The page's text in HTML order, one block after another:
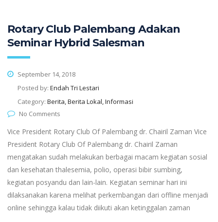
Rotary Club Palembang Adakan
Seminar Hybrid Salesman
September 14, 2018
Posted by: Endah Tri Lestari
Category: Berita, Berita Lokal, Informasi
No Comments
Vice President Rotary Club Of Palembang dr. Chairil Zaman Vice
President Rotary Club Of Palembang dr. Chairil Zaman
mengatakan sudah melakukan berbagai macam kegiatan sosial
dan kesehatan thalesemia, polio, operasi bibir sumbing,
kegiatan posyandu dan lain-lain. Kegiatan seminar hari ini
dilaksanakan karena melihat perkembangan dari offline menjadi
online sehingga kalau tidak diikuti akan ketinggalan zaman